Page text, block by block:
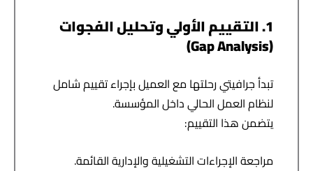
1. التقييم الأولي وتحليل الفجوات
(Gap Analysis)
تبدأ جرافيتي رحلتها مع العميل بإجراء تقييم شامل
لنظام العمل الحالي داخل المؤسسة.
يتضمن هذا التقييم:
مراجعة الإجراءات التشغيلية والإدارية القائمة.